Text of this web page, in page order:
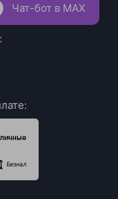
Чат-бот в MAX